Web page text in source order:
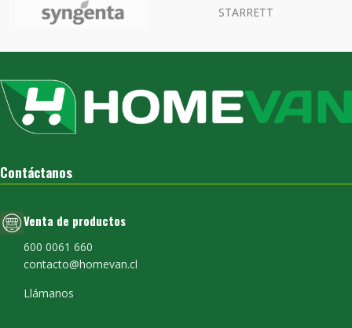
Contáctanos
Venta de productos
600 0061 660
contacto@homevan.cl
Llámanos